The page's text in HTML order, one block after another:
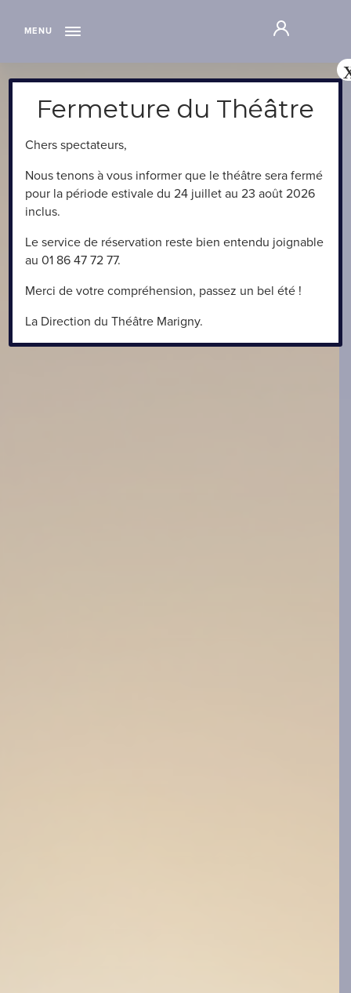
MENU
Fermeture du Théâtre
Chers spectateurs,
Nous tenons à vous informer que le théâtre sera fermé
pour la période estivale du 24 juillet au 23 août 2026
inclus.
Le service de réservation reste bien entendu joignable
au 01 86 47 72 77.
Merci de votre compréhension, passez un bel été !
La Direction du Théâtre Marigny.